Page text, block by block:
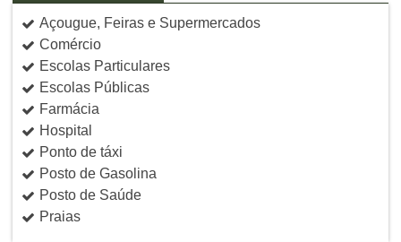
Açougue, Feiras e Supermercados
Comércio
Escolas Particulares
Escolas Públicas
Farmácia
Hospital
Ponto de táxi
Posto de Gasolina
Posto de Saúde
Praias